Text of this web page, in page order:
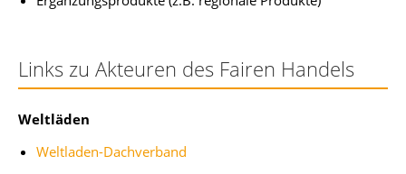
Links zu Akteuren des Fairen Handels
Weltläden
Weltladen-Dachverband